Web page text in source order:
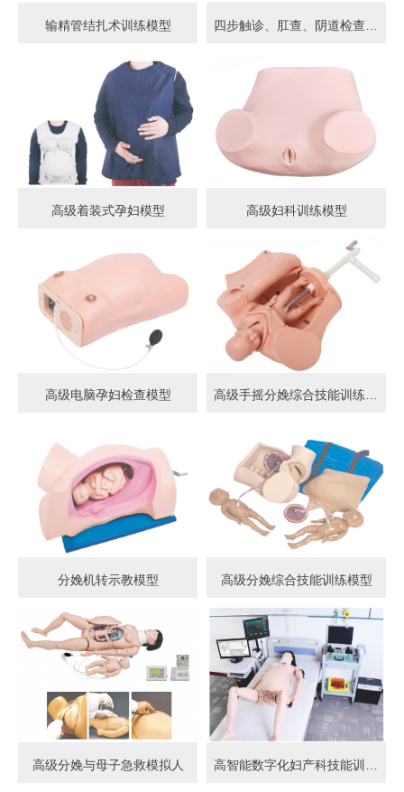
输精管结扎术训练模型
高级着装式孕妇模型 高级妇科训练模型
高级电脑孕妇检查模型 高级手摇分娩综合技能训练模型
分娩机转示教模型 高级分娩综合技能训练模型
高级分娩与母子急救模拟人 高智能数字化妇产科技能训练系统 (计算机控制)